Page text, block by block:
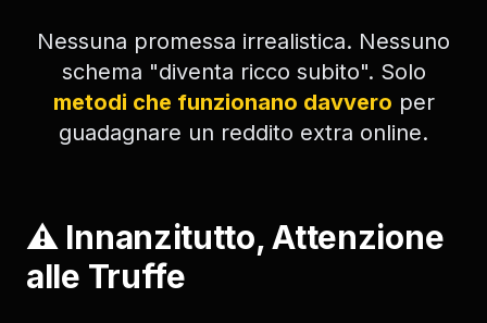
Nessuna promessa irrealistica. Nessuno
schema "diventa ricco subito". Solo
metodi che funzionano davvero per
guadagnare un reddito extra online.
⚠️ Innanzitutto, Attenzione
alle Truffe